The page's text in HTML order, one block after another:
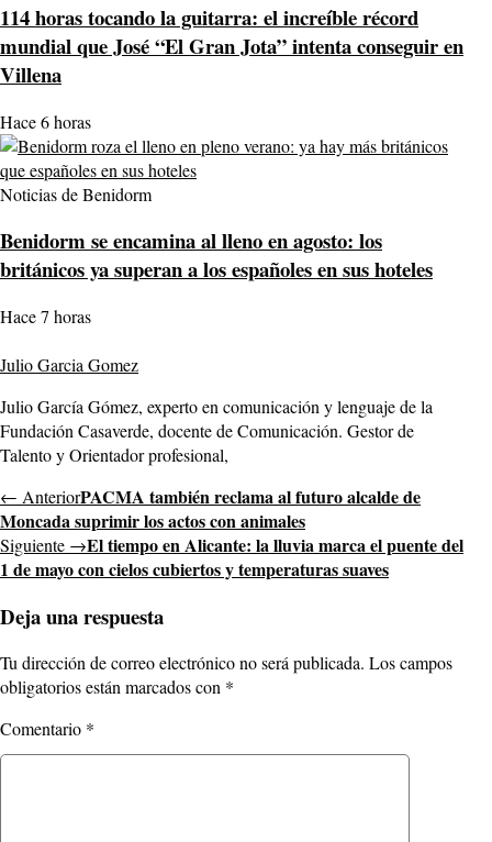
114 horas tocando la guitarra: el increíble récord
mundial que José “El Gran Jota” intenta conseguir en
Villena
Hace 6 horas
Noticias de Benidorm
Benidorm se encamina al lleno en agosto: los
británicos ya superan a los españoles en sus hoteles
Hace 7 horas
Julio Garcia Gomez
Julio García Gómez, experto en comunicación y lenguaje de la
Fundación Casaverde, docente de Comunicación. Gestor de
Talento y Orientador profesional,
← AnteriorPACMA también reclama al futuro alcalde de
Moncada suprimir los actos con animales
Siguiente →El tiempo en Alicante: la lluvia marca el puente del
1 de mayo con cielos cubiertos y temperaturas suaves
Deja una respuesta
Tu dirección de correo electrónico no será publicada. Los campos
obligatorios están marcados con *
Comentario *